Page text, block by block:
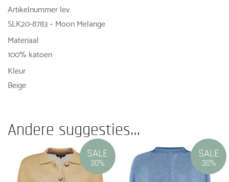
Artikelnummer lev.
SLK20-8783 – Moon Melange
Materiaal
100% katoen
Kleur
Beige
Andere suggesties…
SALE
30%
SALE
30%